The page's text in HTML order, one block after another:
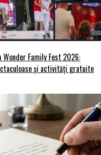
Wonder Family Fest 2026:
și activități gratuite